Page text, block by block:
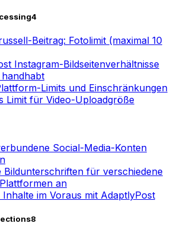
4
Beitrag: Fotolimit (maximal 10
Instagram-Bildseitenverhältnisse
Limits und Einschränkungen
Limit für Video-Uploadgröße
Social-Media-Konten
Bildunterschriften für verschiedene
an
Inhalte im Voraus mit AdaptlyPost
8